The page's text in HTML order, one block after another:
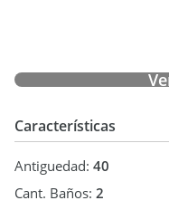
Características
Antiguedad: 40
Cant. Baños: 2